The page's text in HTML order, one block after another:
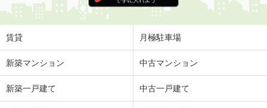
賃貸 月極駐車場
新築マンション 中古マンション
新築一戸建て 中古一戸建て